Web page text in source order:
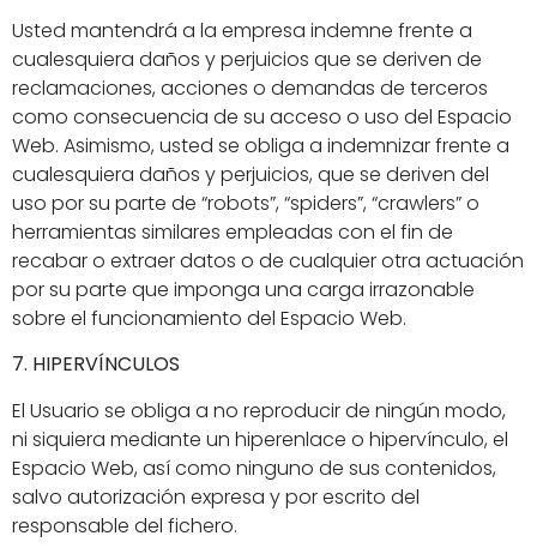
Usted mantendrá a la empresa indemne frente a
cualesquiera daños y perjuicios que se deriven de
reclamaciones, acciones o demandas de terceros
como consecuencia de su acceso o uso del Espacio
Web. Asimismo, usted se obliga a indemnizar frente a
cualesquiera daños y perjuicios, que se deriven del
uso por su parte de “robots”, “spiders”, “crawlers” o
herramientas similares empleadas con el fin de
recabar o extraer datos o de cualquier otra actuación
por su parte que imponga una carga irrazonable
sobre el funcionamiento del Espacio Web.
7. HIPERVÍNCULOS
El Usuario se obliga a no reproducir de ningún modo,
ni siquiera mediante un hiperenlace o hipervínculo, el
Espacio Web, así como ninguno de sus contenidos,
salvo autorización expresa y por escrito del
responsable del fichero.